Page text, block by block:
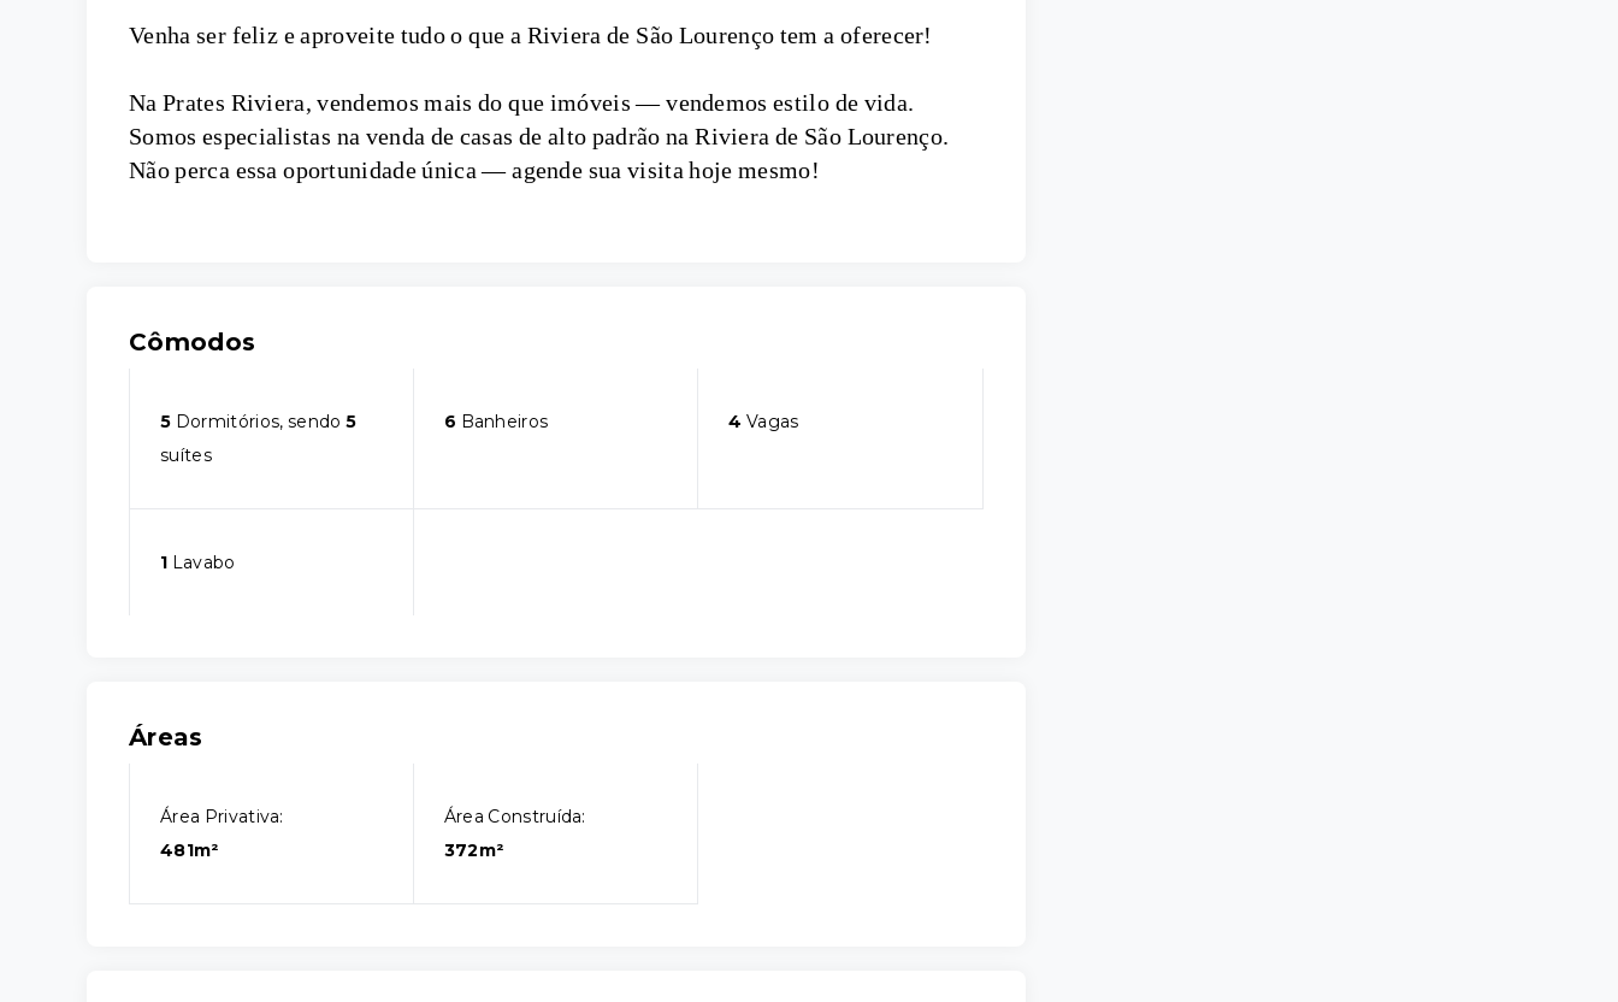
Venha ser feliz e aproveite tudo o que a Riviera de São Lourenço tem a oferecer!
Na Prates Riviera, vendemos mais do que imóveis — vendemos estilo de vida.
Somos especialistas na venda de casas de alto padrão na Riviera de São Lourenço.
Não perca essa oportunidade única — agende sua visita hoje mesmo!
Cômodos
5 Dormitórios, sendo5
suítes
6 Banheiros 4 Vagas
1 Lavabo
Áreas
Área Privativa:
481m²
Área Construída:
372m²